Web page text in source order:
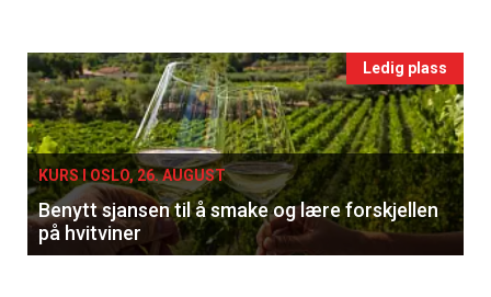
Events
single
Ledig plass
KURS I OSLO, 26. AUGUST
Benytt sjansen til å smake og lære forskjellen
på hvitviner